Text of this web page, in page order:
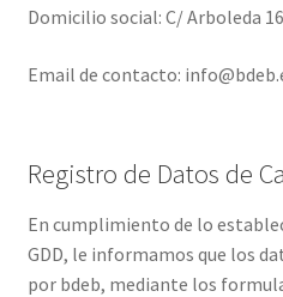
Domicilio social: C/ Arboleda
Email de contacto:
Registro de Datos de
En cumplimiento de lo
GDD, le informamos que los
por bdeb, mediante los